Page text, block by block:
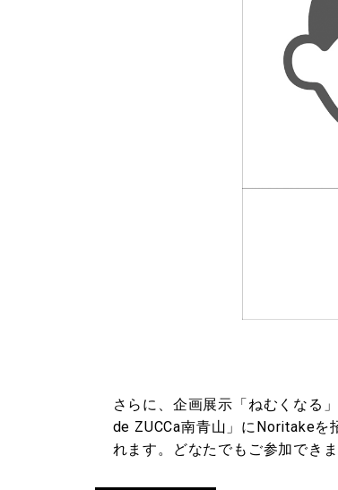
さらに、企画展示「ねむくなる
de ZUCCa南青山」にNoritakeを
れます。どなたでもご参加でき